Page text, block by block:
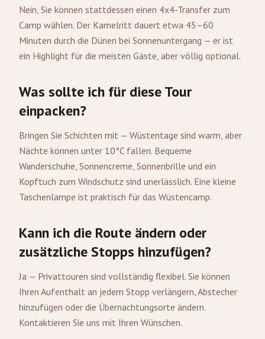
Nein, Sie können stattdessen einen 4x4-Transfer zum
Camp wählen. Der Kamelritt dauert etwa 45–60
Minuten durch die Dünen bei Sonnenuntergang — er ist
ein Highlight für die meisten Gäste, aber völlig optional.
Was sollte ich für diese Tour
einpacken?
Bringen Sie Schichten mit — Wüstentage sind warm, aber
Nächte können unter 10°C fallen. Bequeme
Wanderschuhe, Sonnencreme, Sonnenbrille und ein
Kopftuch zum Windschutz sind unerlässlich. Eine kleine
Taschenlampe ist praktisch für das Wüstencamp.
Kann ich die Route ändern oder
zusätzliche Stopps hinzufügen?
Ja — Privattouren sind vollständig flexibel. Sie können
Ihren Aufenthalt an jedem Stopp verlängern, Abstecher
hinzufügen oder die Übernachtungsorte ändern.
Kontaktieren Sie uns mit Ihren Wünschen.